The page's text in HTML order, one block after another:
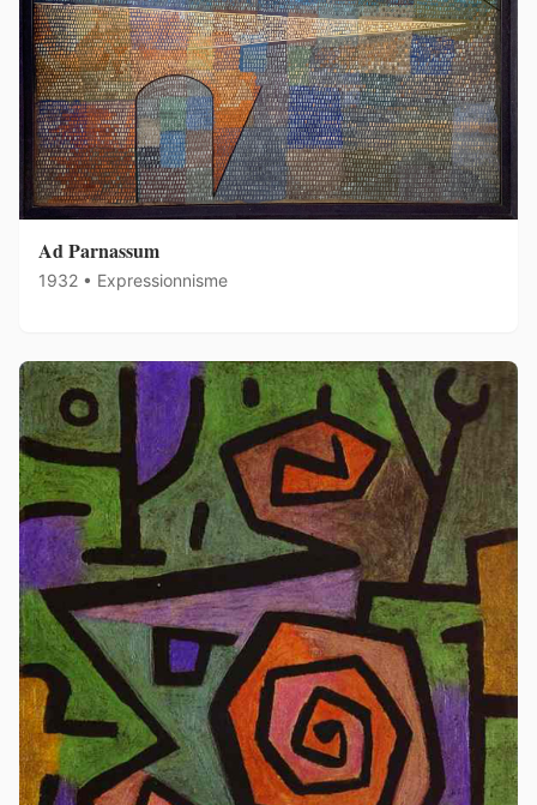
Ad Parnassum
1932 • Expressionnisme